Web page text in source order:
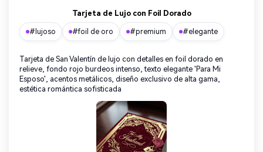
Tarjeta de Lujo con Foil Dorado
#lujoso #foil de oro #premium #elegante
Tarjeta de San Valentín de lujo con detalles en foil dorado en
relieve, fondo rojo burdeos intenso, texto elegante 'Para Mi
Esposo', acentos metálicos, diseño exclusivo de alta gama,
estética romántica sofisticada